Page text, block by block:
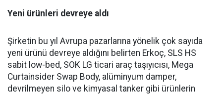
Yeni ürünleri devreye aldı
Şirketin bu yıl Avrupa pazar­larına yönelik çok sayıda
yeni ürünü devreye aldığını belirten Erkoç, SLS HS
sabit low-bed, SOK LG ticari araç taşıyıcısı, Mega
Curtainsider Swap Body, alüminyum damper,
devrilme­yen silo ve kimyasal tanker gibi ürünlerin